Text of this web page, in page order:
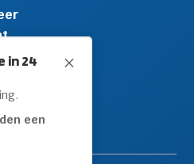
M
in 24
een